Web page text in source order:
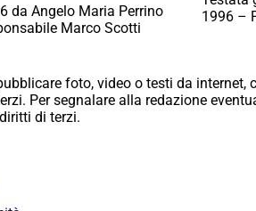
da Angelo Maria Perrino
Marco Scotti
1996 –
foto, video o testi da internet,
Per segnalare alla redazione
di terzi.